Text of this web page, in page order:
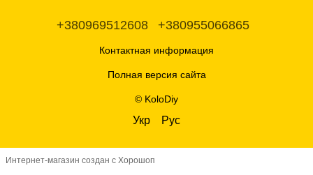
+380969512608 +380955066865
Контактная информация
Полная версия сайта
© KoloDiy
Укр Рус
Интернет-магазин создан с Хорошоп